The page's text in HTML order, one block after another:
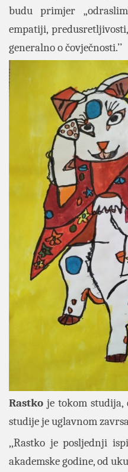
budu primjer
empatiji,
generalno o čovječnosti.’’
Rastko je tokom studija,
studije je uglavnom
,,Rastko je posljednji
akademske godine, od